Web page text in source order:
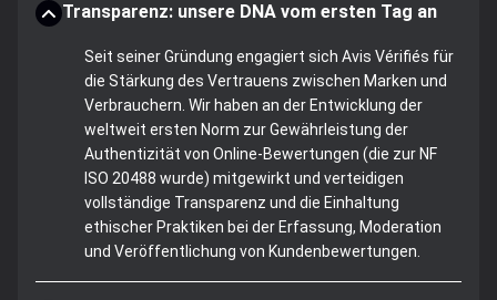
Transparenz: unsere DNA vom ersten Tag an
Seit seiner Gründung engagiert sich Avis Vérifiés für
die Stärkung des Vertrauens zwischen Marken und
Verbrauchern. Wir haben an der Entwicklung der
weltweit ersten Norm zur Gewährleistung der
Authentizität von Online-Bewertungen (die zur NF
ISO 20488 wurde) mitgewirkt und verteidigen
vollständige Transparenz und die Einhaltung
ethischer Praktiken bei der Erfassung, Moderation
und Veröffentlichung von Kundenbewertungen.